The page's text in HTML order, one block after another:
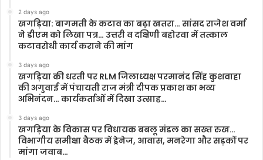
2 days ago
खगड़िया: बागमती के कटाव का बढ़ा खतरा… सांसद राजेश वर्मा
ने डीएम को लिखा पत्र… उत्तरी व दक्षिणी बहोरवा में तत्काल
कटावरोधी कार्य कराने की मांग
3 days ago
खगड़िया की धरती पर RLM जिलाध्यक्ष परमानंद सिंह कुशवाहा
की अगुवाई में पंचायती राज मंत्री दीपक प्रकाश का भव्य
अभिनंदन… कार्यकर्ताओं में दिखा उत्साह…
3 days ago
खगड़िया के विकास पर विधायक बबलू मंडल का सख्त रुख…
विभागीय समीक्षा बैठक में ड्रेनेज, आवास, मनरेगा और सड़कों पर
मांगा जवाब…